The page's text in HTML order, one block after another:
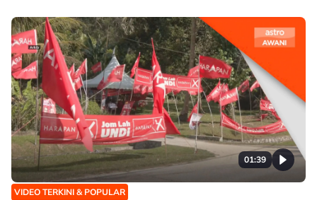
01:39
VIDEO TERKINI & POPULAR